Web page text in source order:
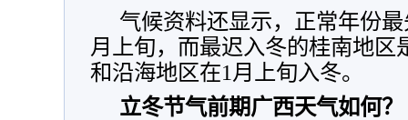
气候资料还显示，正常年份
月上旬，而最迟入冬的桂南地区
和沿海地区在1月上旬入冬。
立冬节气前期广西天气如何？